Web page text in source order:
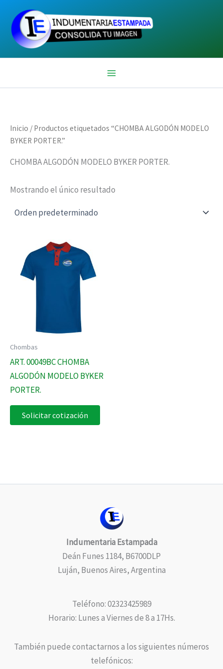
contenido
Inicio / Productos etiquetados “CHOMBA ALGODÓN MODELO
BYKER PORTER.”
CHOMBA ALGODÓN MODELO BYKER PORTER.
Mostrando el único resultado
Chombas
ART. 00049BC CHOMBA
ALGODÓN MODELO BYKER
PORTER.
Solicitar cotización
Indumentaria Estampada
Deán Funes 1184, B6700DLP
Luján, Buenos Aires, Argentina
Teléfono: 02323425989
Horario: Lunes a Viernes de 8 a 17Hs.
También puede contactarnos a los siguientes números
telefónicos: